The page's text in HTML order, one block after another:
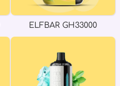
ELFBAR GH33000